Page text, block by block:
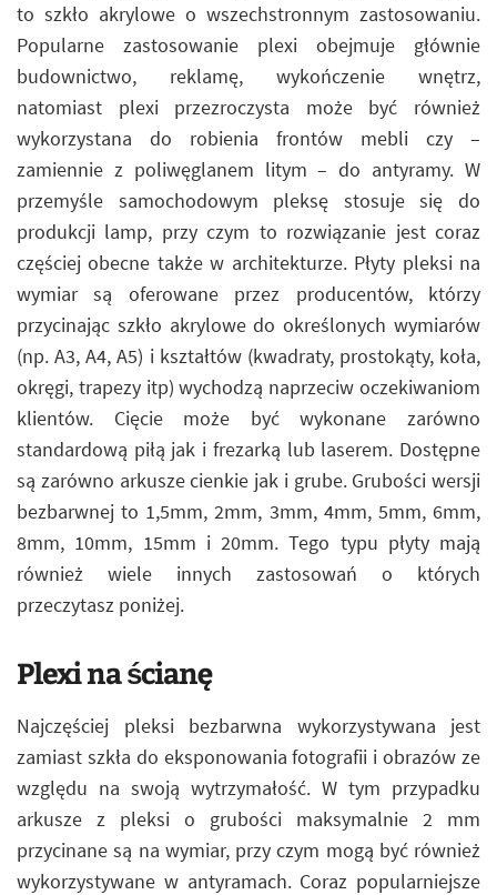
to szkło akrylowe o wszechstronnym zastosowaniu.
Popularne zastosowanie plexi obejmuje głównie
budownictwo, reklamę, wykończenie wnętrz,
natomiast plexi przezroczysta może być również
wykorzystana do robienia frontów mebli czy –
zamiennie z poliwęglanem litym – do antyramy. W
przemyśle samochodowym pleksę stosuje się do
produkcji lamp, przy czym to rozwiązanie jest coraz
częściej obecne także w architekturze. Płyty pleksi na
wymiar są oferowane przez producentów, którzy
przycinając szkło akrylowe do określonych wymiarów
(np. A3, A4, A5) i kształtów (kwadraty, prostokąty, koła,
okręgi, trapezy itp) wychodzą naprzeciw oczekiwaniom
klientów. Cięcie może być wykonane zarówno
standardową piłą jak i frezarką lub laserem. Dostępne
są zarówno arkusze cienkie jak i grube. Grubości wersji
bezbarwnej to 1,5mm, 2mm, 3mm, 4mm, 5mm, 6mm,
8mm, 10mm, 15mm i 20mm. Tego typu płyty mają
również wiele innych zastosowań o których
przeczytasz poniżej.
Plexi na ścianę
Najczęściej pleksi bezbarwna wykorzystywana jest
zamiast szkła do eksponowania fotografii i obrazów ze
względu na swoją wytrzymałość. W tym przypadku
arkusze z pleksi o grubości maksymalnie 2 mm
przycinane są na wymiar, przy czym mogą być również
wykorzystywane w antyramach. Coraz popularniejsze